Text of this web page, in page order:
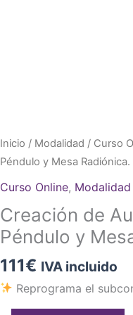
Inicio / Modalidad / Curso
Péndulo y Mesa Radiónica.
Curso Online, Modalidad
Creación de
Péndulo y
111€ IVA incluido
Reprograma el
Creación
de
Audios
con
Péndulo
Mesa
Radiónica.
cantidad